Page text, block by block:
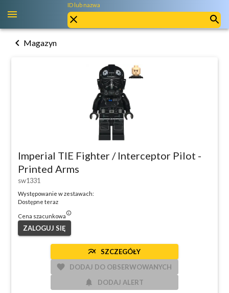
ID lub nazwa
chevron_left Magazyn
Imperial TIE Fighter / Interceptor Pilot -
Printed Arms
sw1331
Występowanie w zestawach:
Dostępne teraz
Cena szacunkowainfo_outlined
ZALOGUJ SIĘ
multiline_chart SZCZEGÓŁY
favorite DODAJ DO OBSERWOWANYCH
notifications DODAJ ALERT